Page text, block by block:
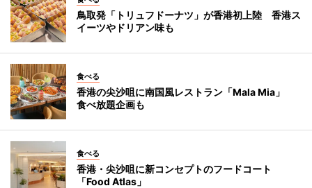
鳥取発「トリュフドーナツ」が香港初上陸 香港ス
イーツやドリアン味も
食べる
香港の尖沙咀に南国風レストラン「Mala Mia」
食べ放題企画も
食べる
香港・尖沙咀に新コンセプトのフードコート
「Food Atlas」